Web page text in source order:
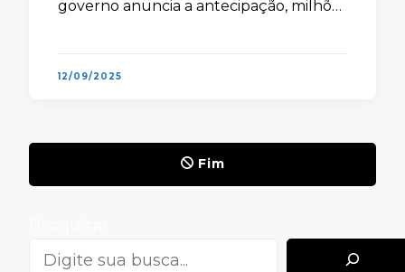
governo anuncia a antecipação, milhões
abono anual garante não …
12/09/2025
Fim